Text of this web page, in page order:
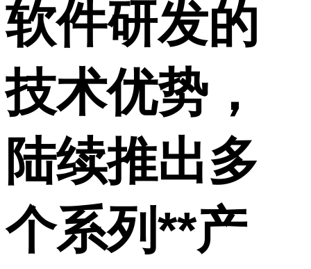
软件研发的
技术优势，
陆续推出多
个系列**产